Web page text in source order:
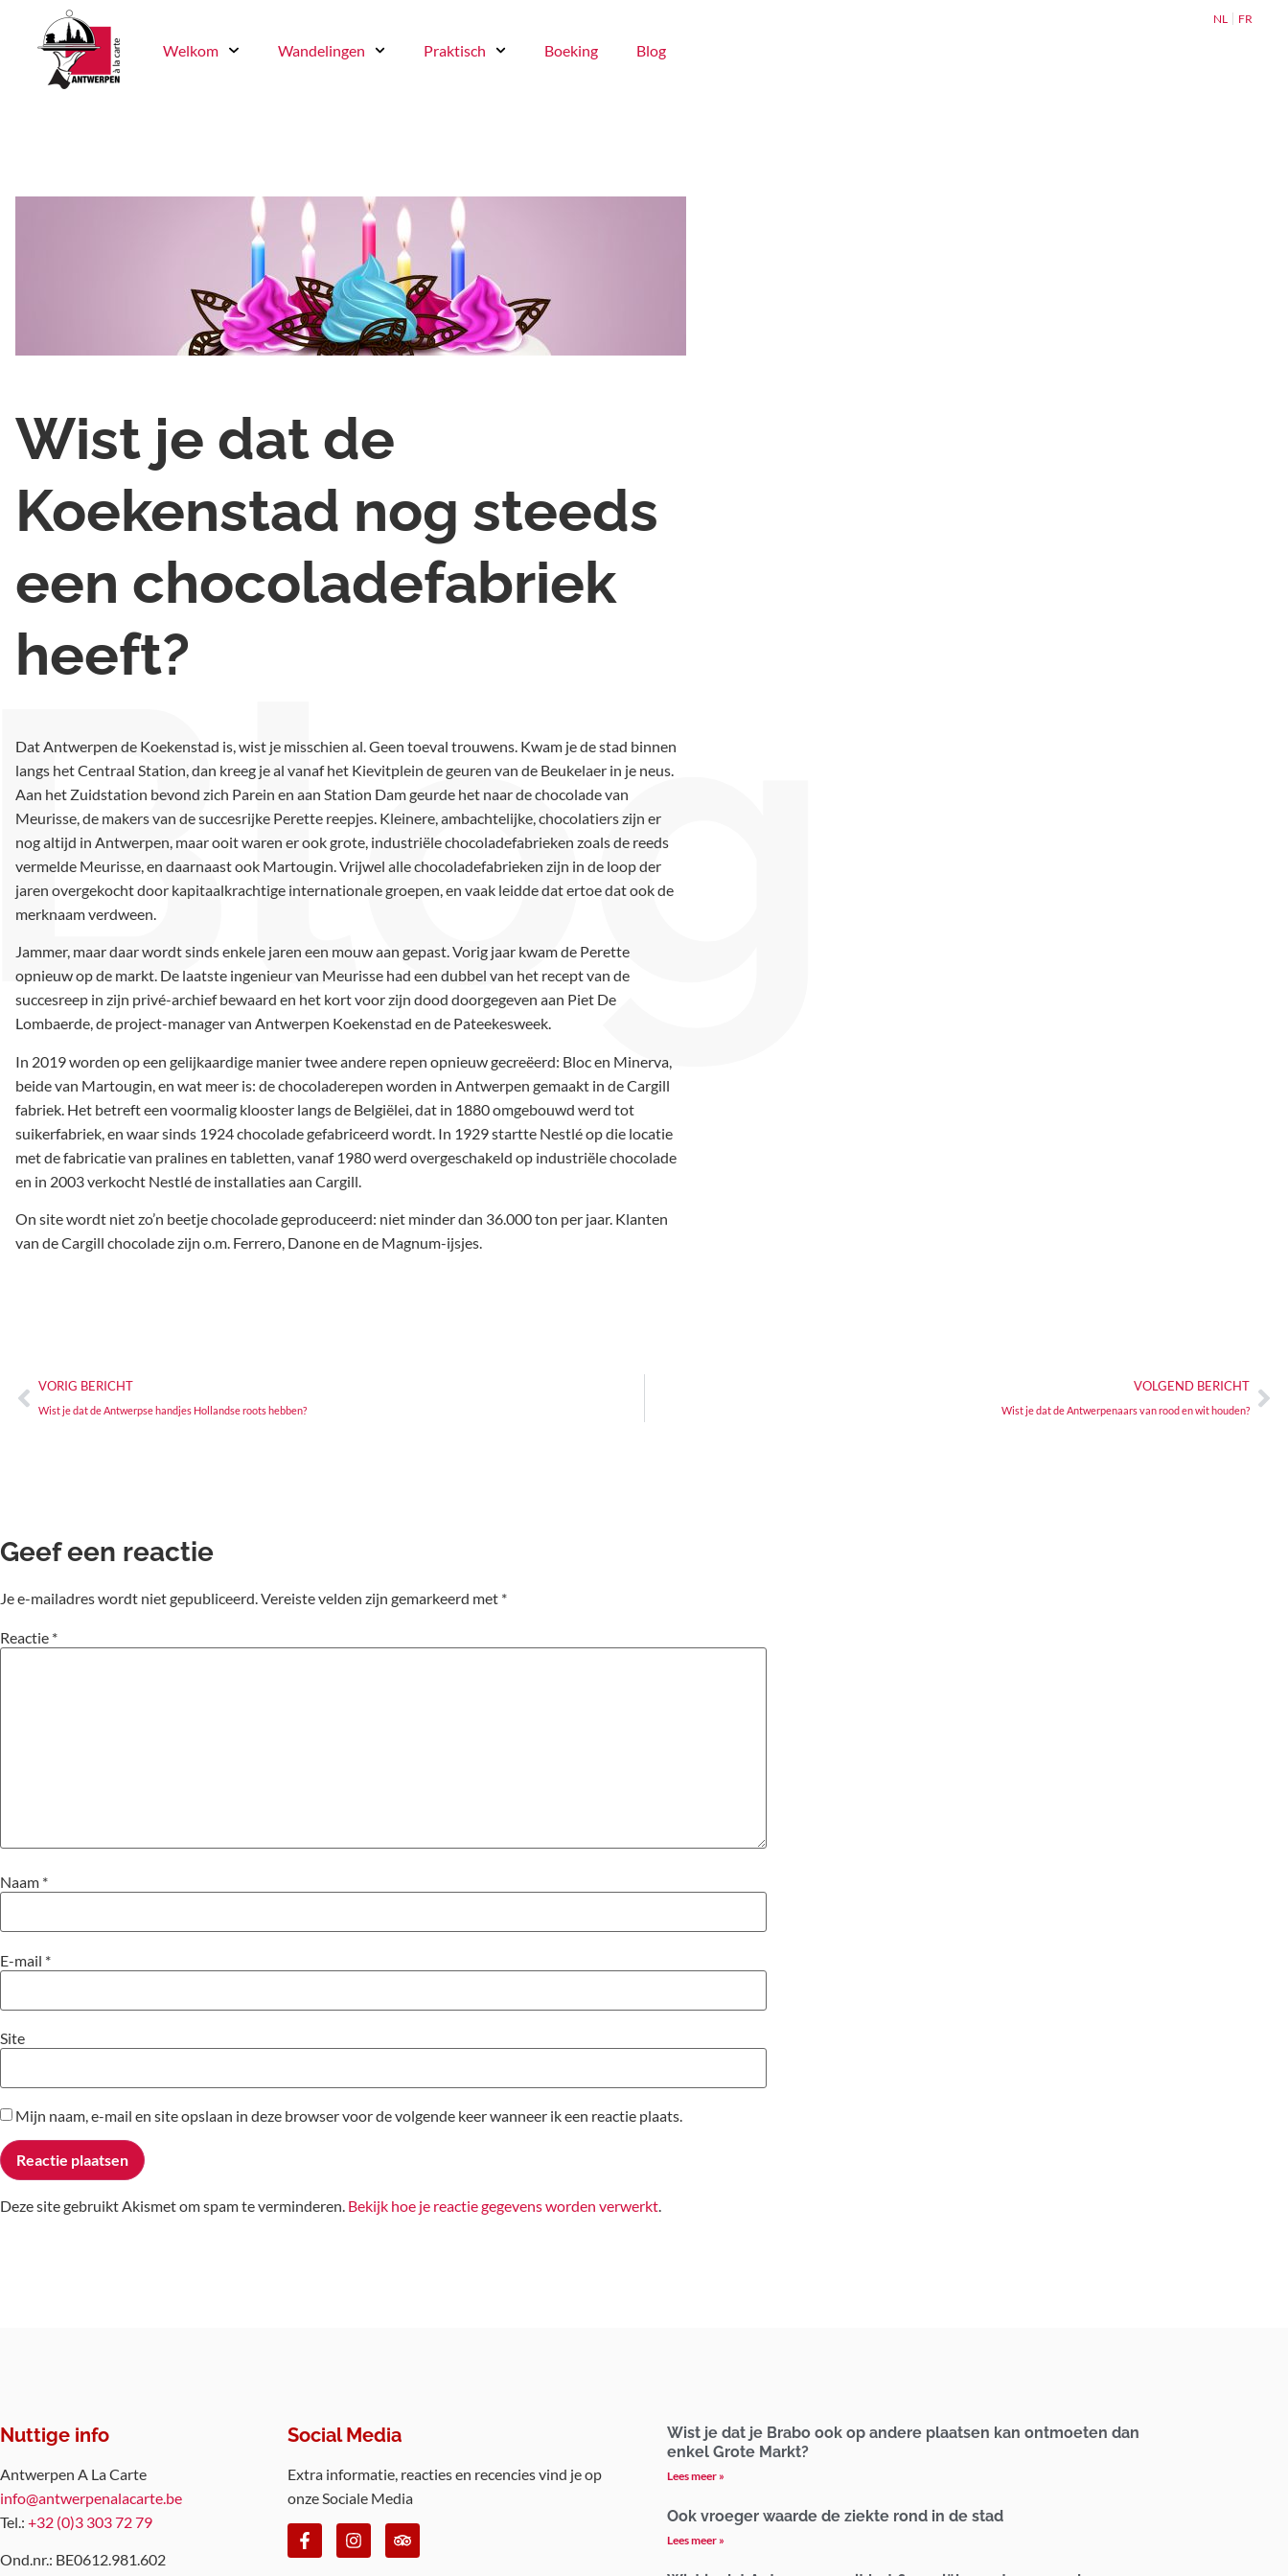
NL FR
Welkom Wandelingen Praktisch Boeking Blog
Wist je dat de
Koekenstad nog steeds
een chocoladefabriek
heeft?
Dat Antwerpen de Koekenstad is, wist je misschien al. Geen toeval trouwens. Kwam je de stad binnen
langs het Centraal Station, dan kreeg je al vanaf het Kievitplein de geuren van de Beukelaer in je neus.
Aan het Zuidstation bevond zich Parein en aan Station Dam geurde het naar de chocolade van
Meurisse, de makers van de succesrijke Perette reepjes. Kleinere, ambachtelijke, chocolatiers zijn er
nog altijd in Antwerpen, maar ooit waren er ook grote, industriële chocoladefabrieken zoals de reeds
vermelde Meurisse, en daarnaast ook Martougin. Vrijwel alle chocoladefabrieken zijn in de loop der
jaren overgekocht door kapitaalkrachtige internationale groepen, en vaak leidde dat ertoe dat ook de
merknaam verdween.
Jammer, maar daar wordt sinds enkele jaren een mouw aan gepast. Vorig jaar kwam de Perette
opnieuw op de markt. De laatste ingenieur van Meurisse had een dubbel van het recept van de
succesreep in zijn privé-archief bewaard en het kort voor zijn dood doorgegeven aan Piet De
Lombaerde, de project-manager van Antwerpen Koekenstad en de Pateekesweek.
In 2019 worden op een gelijkaardige manier twee andere repen opnieuw gecreëerd: Bloc en Minerva,
beide van Martougin, en wat meer is: de chocoladerepen worden in Antwerpen gemaakt in de Cargill
fabriek. Het betreft een voormalig klooster langs de Belgiëlei, dat in 1880 omgebouwd werd tot
suikerfabriek, en waar sinds 1924 chocolade gefabriceerd wordt. In 1929 startte Nestlé op die locatie
met de fabricatie van pralines en tabletten, vanaf 1980 werd overgeschakeld op industriële chocolade
en in 2003 verkocht Nestlé de installaties aan Cargill.
On site wordt niet zo’n beetje chocolade geproduceerd: niet minder dan 36.000 ton per jaar. Klanten
van de Cargill chocolade zijn o.m. Ferrero, Danone en de Magnum-ijsjes.
VORIG BERICHT
Wist je dat de Antwerpse handjes Hollandse roots hebben?
VOLGEND BERICHT
Wist je dat de Antwerpenaars van rood en wit houden?
Geef een reactie
Je e-mailadres wordt niet gepubliceerd. Vereiste velden zijn gemarkeerd met *
Reactie *
Naam *
E-mail *
Site
Mijn naam, e-mail en site opslaan in deze browser voor de volgende keer wanneer ik een reactie plaats.
Deze site gebruikt Akismet om spam te verminderen. Bekijk hoe je reactie gegevens worden verwerkt.
Nuttige info
Antwerpen A La Carte
info@antwerpenalacarte.be
Tel.: +32 (0)3 303 72 79
Ond.nr.: BE0612.981.602
Social Media
Extra informatie, reacties en recencies vind je op
onze Sociale Media
Wist je dat je Brabo ook op andere plaatsen kan ontmoeten dan
enkel Grote Markt?
Lees meer »
Ook vroeger waarde de ziekte rond in de stad
Lees meer »